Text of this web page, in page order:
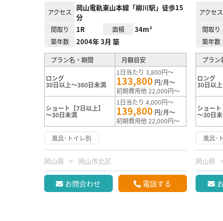
アクセス
岡山電軌東山本線「柳川駅」徒歩15
分
間取り 1R 面積 34m²
築年数 2004年 3月 築
プラン名・期間 月額目安
ロング
30日以上～360日未満
1日当たり 3,800円～
133,800 円/月～
初期費用他 22,000円～
ショート【7日以上】
～30日未満
1日当たり 4,000円～
139,800 円/月～
初期費用他 22,000円～
風呂･トイレ別
岡山県 岡山市北区
お問合わせ 電話する
アクセス
間取り
築年数
プラン
ロング
30日以
ショート
～30日
風呂･
岡山県